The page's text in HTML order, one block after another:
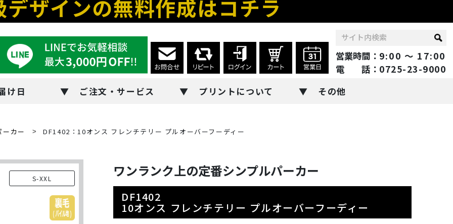
デザインの無料作成はコチラ
営業時間： 9:00 ～ 17:00
電 話： 0725-23-9000
け日
ご注文・サービス プリントについて その他
ーカー DF1402：10オンス フレンチテリー プルオーバーフーディー
S-XXL ワンランク上の定番シンプルパーカー
DF1402
10オンス フレンチテリー プルオーバーフーディー